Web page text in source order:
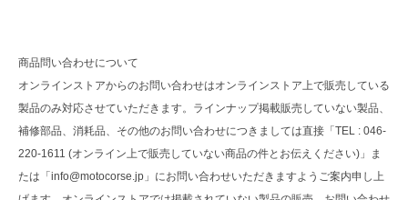
商品問い合わせについて
オンラインストアからのお問い合わせはオンラインストア上で販売している
製品のみ対応させていただきます。ラインナップ掲載販売していない製品、
補修部品、消耗品、その他のお問い合わせにつきましては直接「TEL : 046-
220-1611 (オンライン上で販売していない商品の件とお伝えください)」ま
たは「info@motocorse.jp」にお問い合わせいただきますようご案内申し上